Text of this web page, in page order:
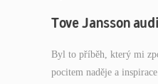
Tove Jansson
Byl to příběh, který mi
pocitem naděje a